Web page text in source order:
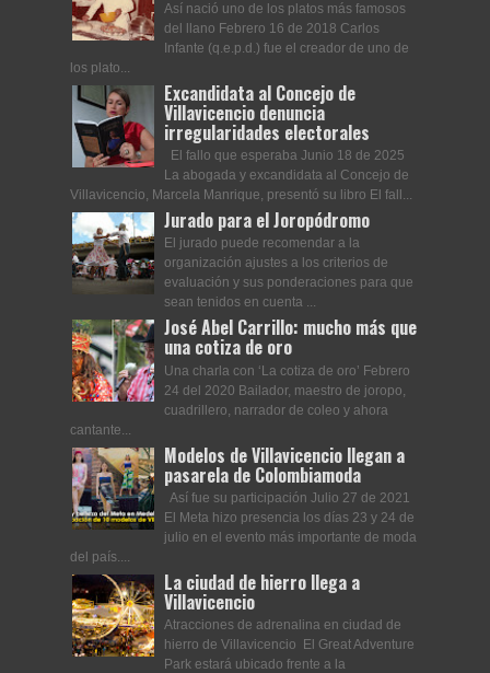
Así nació uno de los platos más famosos
del llano Febrero 16 de 2018 Carlos
Infante (q.e.p.d.) fue el creador de uno de
los plato...
Excandidata al Concejo de
Villavicencio denuncia
irregularidades electorales
El fallo que esperaba Junio 18 de 2025
La abogada y excandidata al Concejo de
Villavicencio, Marcela Manrique, presentó su libro El fall...
Jurado para el Joropódromo
El jurado puede recomendar a la
organización ajustes a los criterios de
evaluación y sus ponderaciones para que
sean tenidos en cuenta ...
José Abel Carrillo: mucho más que
una cotiza de oro
Una charla con ‘La cotiza de oro’ Febrero
24 del 2020 Bailador, maestro de joropo,
cuadrillero, narrador de coleo y ahora
cantante...
Modelos de Villavicencio llegan a
pasarela de Colombiamoda
Así fue su participación Julio 27 de 2021
El Meta hizo presencia los días 23 y 24 de
julio en el evento más importante de moda
del país....
La ciudad de hierro llega a
Villavicencio
Atracciones de adrenalina en ciudad de
hierro de Villavicencio El Great Adventure
Park estará ubicado frente a la